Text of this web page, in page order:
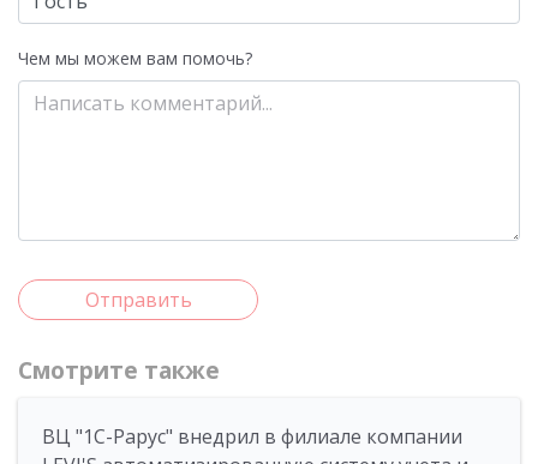
Чем мы можем вам помочь?
Отправить
Смотрите также
ВЦ "1С-Рарус" внедрил в филиале компании